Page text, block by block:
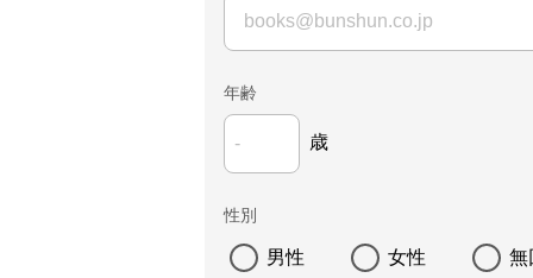
年齢
歳
性別
男性 女性 無